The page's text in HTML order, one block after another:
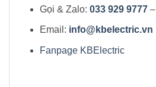
Gọi & Zalo: 033 929 9777 –
Email: info@kbelectric.vn
Fanpage KBElectric